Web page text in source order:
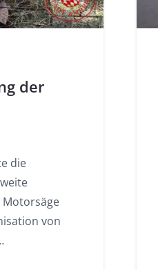
der
die
von